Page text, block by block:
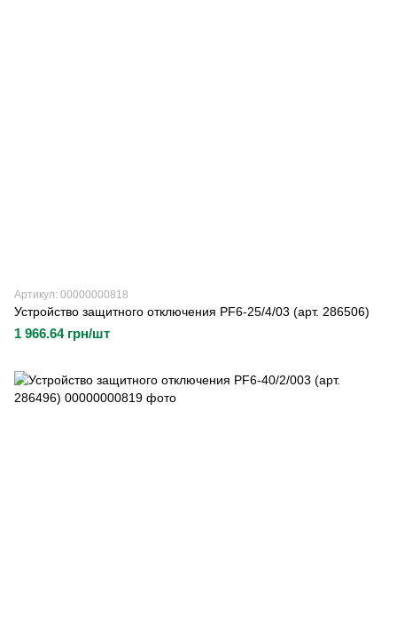
Артикул: 00000000818
Устройство защитного отключения PF6-25/4/03 (арт. 286506)
1 966.64 грн/шт